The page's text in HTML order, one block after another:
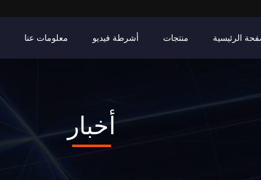
الرئيسية منتجات أشرطة فيديو معلومات عنا
أخبار